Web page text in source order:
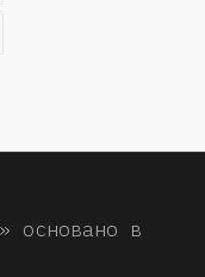
основано в